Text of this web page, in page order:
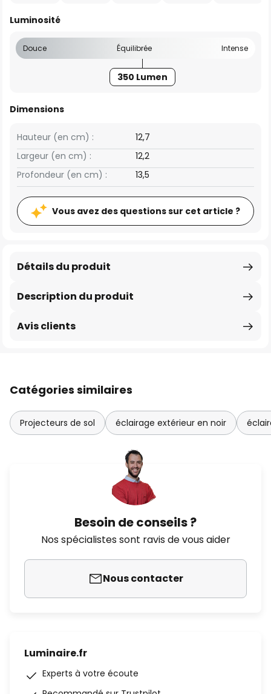
Luminosité
Douce Équilibrée Intense
350 Lumen
Dimensions
Largeur (en cm) : 12,2
Hauteur (en cm) : 12,7
Profondeur (en cm) : 13,5
Vous avez des questions sur cet article ?
Description du produit
Détails du produit
Avis clients
Catégories similaires
Projecteurs de sol éclairage extérieur en noir
Besoin de conseils ?
Nos spécialistes sont ravis de vous aider
Nous contacter
Luminaire.fr
Experts à votre écoute